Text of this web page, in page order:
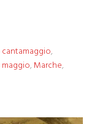
cantamaggio,
maggio, Marche,